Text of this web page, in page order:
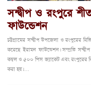
সন্দ্বীপ ও রংপুরে
ফাউন্ডেশন
চট্টগ্রামের সন্দ্বীপ উপজেলা ও রংপুরের
করেছে ইরামন ফাউন্ডেশন। সম্প্রতি
কম্বল ও ৫০০ পিস জ্যাকেট এবং রংপুরের
করা হয়।…